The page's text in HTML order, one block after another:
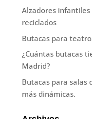
Alzadores
reciclados
Butacas para
¿Cuántas butacas
Madrid?
Butacas para salas
más dinámicas.